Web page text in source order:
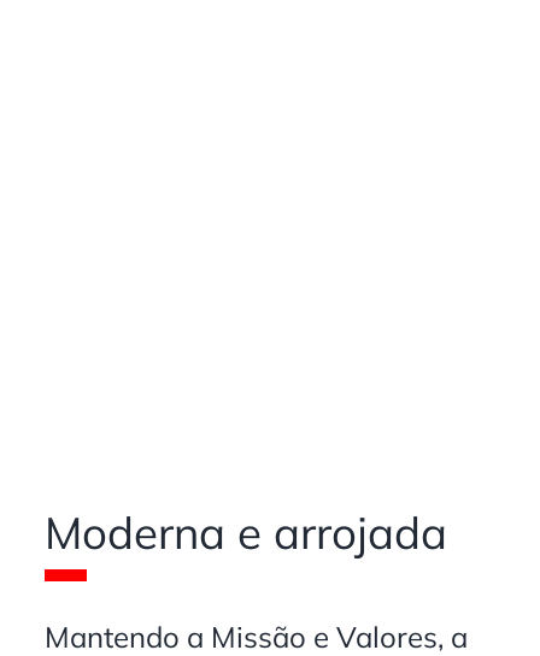
Moderna e arrojada
Mantendo a Missão e Valores, a